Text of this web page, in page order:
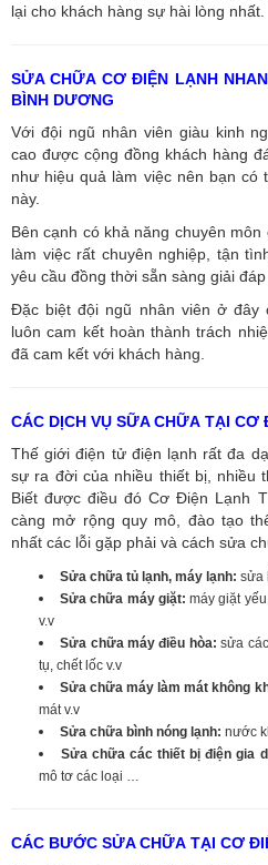
lại cho khách hàng sự hài lòng nhất.
SỬA CHỮA CƠ ĐIỆN LẠNH
BÌNH DƯƠNG
Với đội ngũ nhân viên giàu kinh
cao được cộng đồng khách hàng
như hiệu quả làm việc nên bạn có
này.
Bên cạnh có khả năng chuyên
làm việc rất chuyên nghiệp, tận
yêu cầu đồng thời sẵn sàng giải
Đặc biệt đội ngũ nhân viên ở đây
luôn cam kết hoàn thành trách
đã cam kết với khách hàng.
CÁC DỊCH VỤ SỮA CHỮA TẠI CƠ
Thế giới điện tử điện lạnh rất đa
sự ra đời của nhiều thiết bị, nhiều
Biết được điều đó Cơ Điện Lạnh
càng mở rộng quy mô, đào tạo
nhất các lỗi gặp phải và cách sửa
Sửa chữa tủ lạnh, máy lạnh: sửa
Sửa chữa máy giặt:máy giặt
v.v
Sửa chữa máy điều hòa: sửa
tụ, chết lốc v.v
Sửa chữa máy làm mát không
mát v.v
Sửa chữa bình nóng lạnh: nước
Sửa chữa các thiết bị điện gia
mô tơ các loại …
CÁC BƯỚC SỬA CHỮA TẠI CƠ